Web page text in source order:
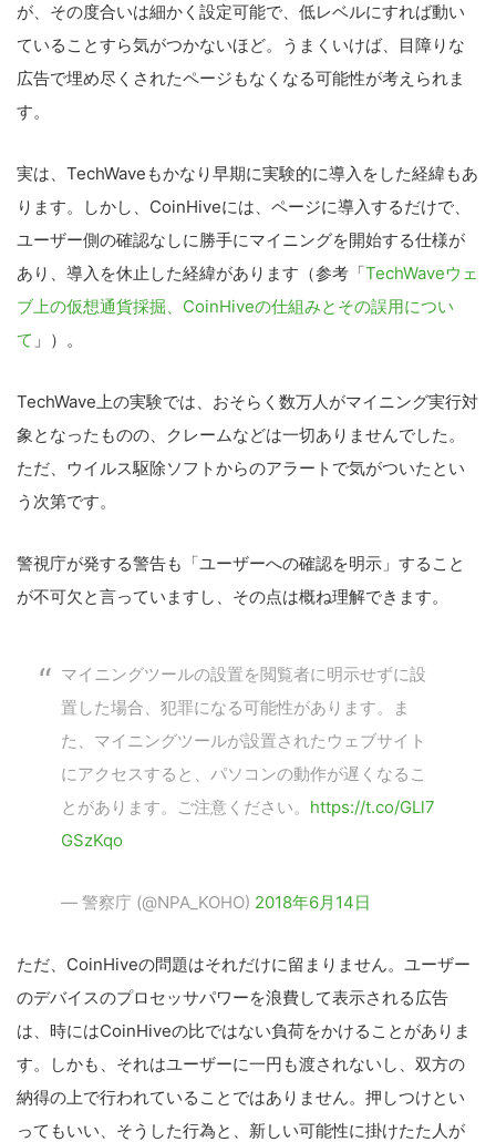
が、その度合いは細かく設定可能で、低レベルにすれば動い
ていることすら気がつかないほど。うまくいけば、目障りな
広告で埋め尽くされたページもなくなる可能性が考えられま
す。
実は、TechWaveもかなり早期に実験的に導入をした経緯もあ
ります。しかし、CoinHiveには、ページに導入するだけで、
ユーザー側の確認なしに勝手にマイニングを開始する仕様が
あり、導入を休止した経緯があります（参考「TechWaveウェ
ブ上の仮想通貨採掘、CoinHiveの仕組みとその誤用につい
て 」）。
TechWave上の実験では、おそらく数万人がマイニング実行対
象となったものの、クレームなどは一切ありませんでした。
ただ、ウイルス駆除ソフトからのアラートで気がついたとい
う次第です。
警視庁が発する警告も「ユーザーへの確認を明示」すること
が不可欠と言っていますし、その点は概ね理解できます。
マイニングツールの設置を閲覧者に明示せずに設
置した場合、犯罪になる可能性があります。ま
た、マイニングツールが設置されたウェブサイト
にアクセスすると、パソコンの動作が遅くなるこ
とがあります。ご注意ください。 https://t.co/GLl7
GSzKqo
— 警察庁 (@NPA_KOHO) 2018年6月14日
ただ、CoinHiveの問題はそれだけに留まりません。ユーザー
のデバイスのプロセッサパワーを浪費して表示される広告
は、時にはCoinHiveの比ではない負荷をかけることがありま
す。しかも、それはユーザーに一円も渡されないし、双方の
納得の上で行われていることではありません。押しつけとい
ってもいい、そうした行為と、新しい可能性に掛けたた人が